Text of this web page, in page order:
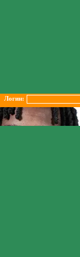
Логин: